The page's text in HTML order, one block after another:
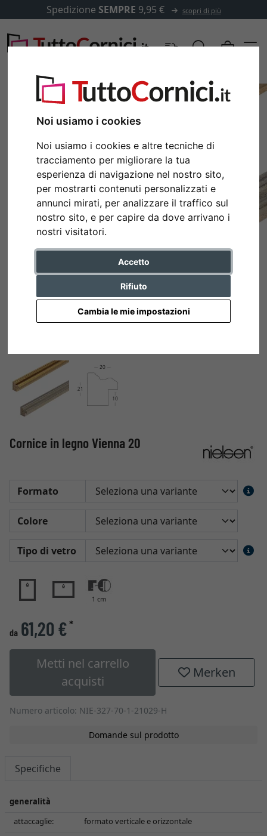
Noi usiamo i cookies
Noi usiamo i cookies e altre tecniche di
tracciamento per migliorare la tua
esperienza di navigazione nel nostro sito,
per mostrarti contenuti personalizzati e
annunci mirati, per analizzare il traffico sul
nostro sito, e per capire da dove arrivano i
nostri visitatori.
Accetto
Rifiuto
Cambia le mie impostazioni
Spedizione SEMPRE 9,95 € scopri di più
Indietro
Cornice in legno Vienna 20
Formato
Colore
Tipo di vetro
1 cm
da 61,20 €*
Metti nel carrello
acquisti
Merken
Numero articolo: NIE-327-70-1-21029-H
Domande sul prodotto
Specifiche
generalità
attaccaglie:
formato verticale e orizzontale